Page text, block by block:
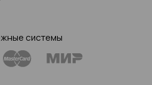
системы